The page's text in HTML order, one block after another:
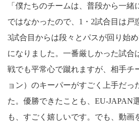
「僕たちのチームは、普段から一緒
ではなかったので、1・2試合目は戸
3試合目からは段々とパスが回り始
になりました。一番厳しかった試合
戦でも平常心で蹴れますが、相手チ
ョン）のキーパーがすごく上手だっ
た。優勝できたことも、EU-JAPAN
も、すごく嬉しいです。でも、動画